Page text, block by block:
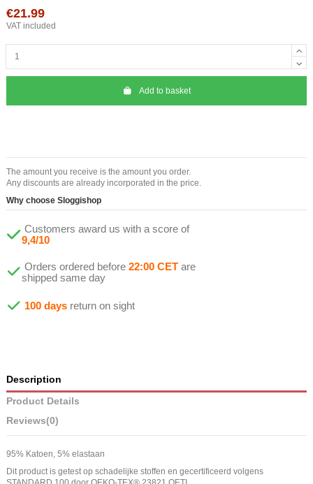
€21.99
VAT included
Add to basket
The amount you receive is the amount you order.
Any discounts are already incorporated in the price.
Why choose Sloggishop
Customers award us with a score of
9,4/10
Orders ordered before 22:00 CET are
shipped same day
100 days return on sight
Description
Product Details
Reviews(0)
95% Katoen, 5% elastaan
Dit product is getest op schadelijke stoffen en gecertificeerd volgens